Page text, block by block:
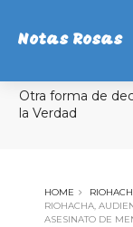
Notas Rosas
Otra forma de
la Verdad
HOME
RIOHACHA,
ASESINATO DE